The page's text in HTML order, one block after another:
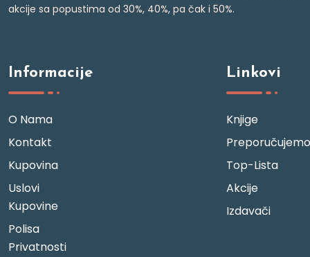
akcije sa popustima od 30%, 40%, pa čak i 50%.
Informacije
O Nama
Kontakt
Kupovina
Uslovi
Kupovine
Polisa
Privatnosti
Linkovi
Knjige
Preporučujemo
Top-Lista
Akcije
Izdavači